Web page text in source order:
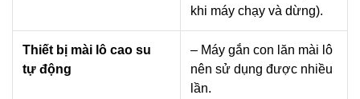
khi máy chạy và dừng).
Thiết bị mài lô cao su
tự động
– Máy gắn con lăn mài lô
nên sử dụng được nhiều
lần.